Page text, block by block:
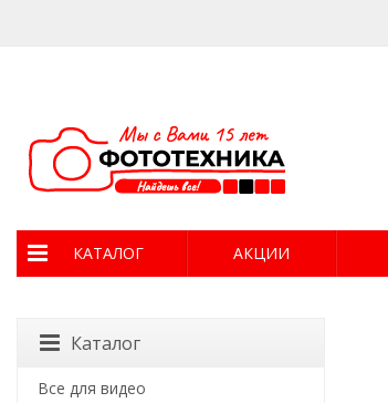
КАТАЛОГ АКЦИИ
Каталог
Все для видео